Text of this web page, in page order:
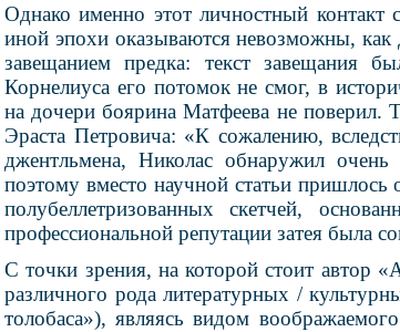
Однако именно этот личностный
иной эпохи оказываются невозможны, как
завещанием предка: текст завещания
Корнелиуса его потомок не смог, в
на дочери боярина Матфеева не поверил.
Эраста Петровича: «К сожалению,
джентльмена, Николас обнаружил очень
поэтому вместо научной статьи
полубеллетризованных скетчей,
профессиональной репутации затея была
С точки зрения, на которой стоит автор
различного рода литературных /
толобаса»), являясь видом